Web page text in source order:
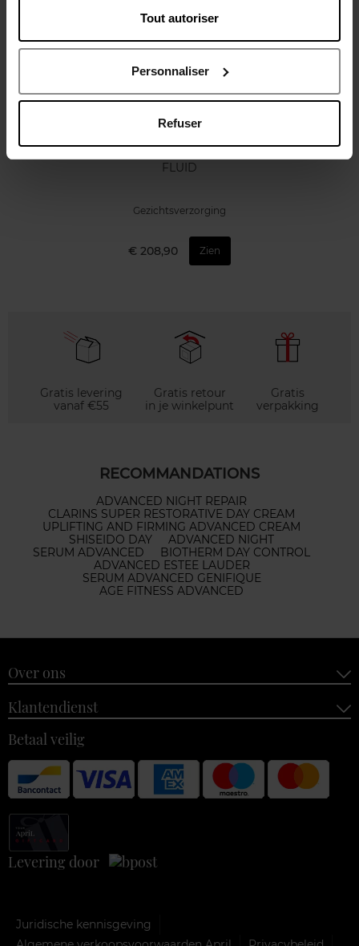
Tout autoriser
Personnaliser
Refuser
FLUID
Gezichtsverzorging
€ 208,90 Zien
Gratis levering
vanaf €55
Gratis retour
in je winkelpunt
Gratis
verpakking
RECOMMANDATIONS
ADVANCED NIGHT REPAIR
CLARINS SUPER RESTORATIVE DAY CREAM
UPLIFTING AND FIRMING ADVANCED CREAM
SHISEIDO DAY
ADVANCED NIGHT
SERUM ADVANCED
BIOTHERM DAY CONTROL
ADVANCED ESTEE LAUDER
SERUM ADVANCED GENIFIQUE
AGE FITNESS ADVANCED
Over ons
Klantendienst
Betaal veilig
Levering door
Juridische kennisgeving